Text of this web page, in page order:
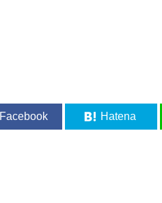
Facebook Hatena